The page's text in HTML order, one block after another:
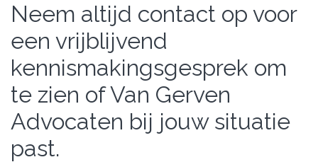
Neem altijd contact op voor
een vrijblijvend
kennismakingsgesprek om
te zien of Van Gerven
Advocaten bij jouw situatie
past.